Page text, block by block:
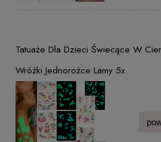
Tatuaże Dla Dzieci Świecące W
Wróżki Jednorożce Lamy 5x